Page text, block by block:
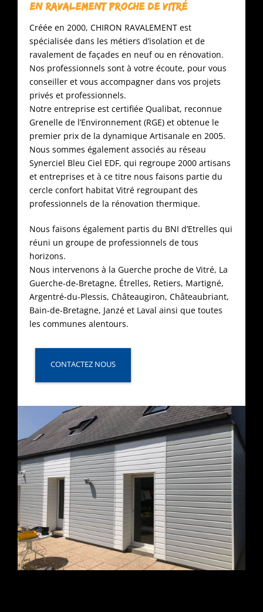
EN RAVALEMENT PROCHE DE VITRÉ
Créée en 2000, CHIRON RAVALEMENT est
spécialisée dans les métiers d’isolation et de
ravalement de façades en neuf ou en rénovation.
Nos professionnels sont à votre écoute, pour vous
conseiller et vous accompagner dans vos projets
privés et professionnels.
Notre entreprise est certifiée Qualibat, reconnue
Grenelle de l’Environnement (RGE) et obtenue le
premier prix de la dynamique Artisanale en 2005.
Nous sommes également associés au réseau
Synerciel Bleu Ciel EDF, qui regroupe 2000 artisans
et entreprises et à ce titre nous faisons partie du
cercle confort habitat Vitré regroupant des
professionnels de la rénovation thermique.
Nous faisons également partis du BNI d’Etrelles qui
réuni un groupe de professionnels de tous
horizons.
Nous intervenons à la Guerche proche de Vitré, La
Guerche-de-Bretagne, Étrelles, Retiers, Martigné,
Argentré-du-Plessis, Châteaugiron, Châteaubriant,
Bain-de-Bretagne, Janzé et Laval ainsi que toutes
les communes alentours.
CONTACTEZ NOUS